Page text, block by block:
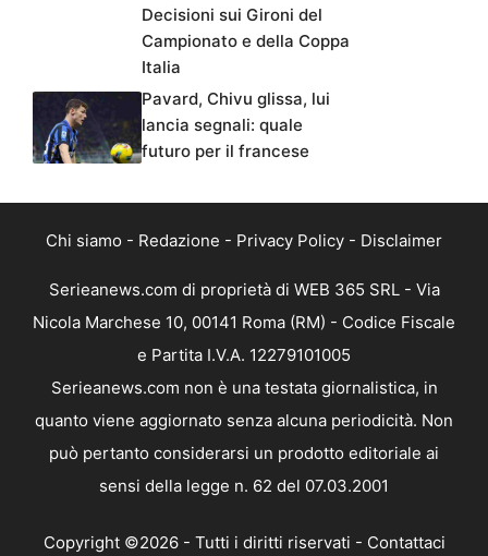
Decisioni sui Gironi del
Campionato e della Coppa
Italia
Pavard, Chivu glissa, lui
lancia segnali: quale
futuro per il francese
Chi siamo - Redazione - Privacy Policy - Disclaimer
Serieanews.com di proprietà di WEB 365 SRL - Via
Nicola Marchese 10, 00141 Roma (RM) - Codice Fiscale
e Partita I.V.A. 12279101005
Serieanews.com non è una testata giornalistica, in
quanto viene aggiornato senza alcuna periodicità. Non
può pertanto considerarsi un prodotto editoriale ai
sensi della legge n. 62 del 07.03.2001
Copyright ©2026 - Tutti i diritti riservati - Contattaci